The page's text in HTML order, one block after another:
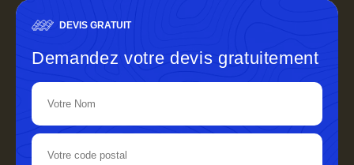
DEVIS GRATUIT
Demandez votre devis gratuitement